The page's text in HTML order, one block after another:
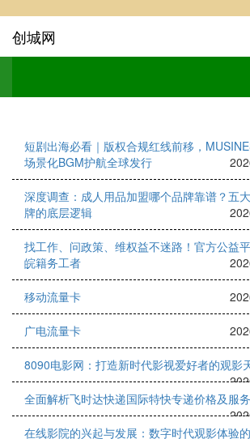
创城网
短剧出海必看｜版权合规红线前移，
场景化BGM护航全球发行
深度调查：成人用品加盟哪个品牌靠谱？五
牌的底层逻辑
找工作、问政策、维权益不迷路！官方公益
皖籍务工者
移动流量卡
广电流量卡
8090电影网：打造新时代影视爱好者的观影
全面解析飞时达快递国际特快专递价格及服
在线影院的兴起与发展：数字时代观影体验